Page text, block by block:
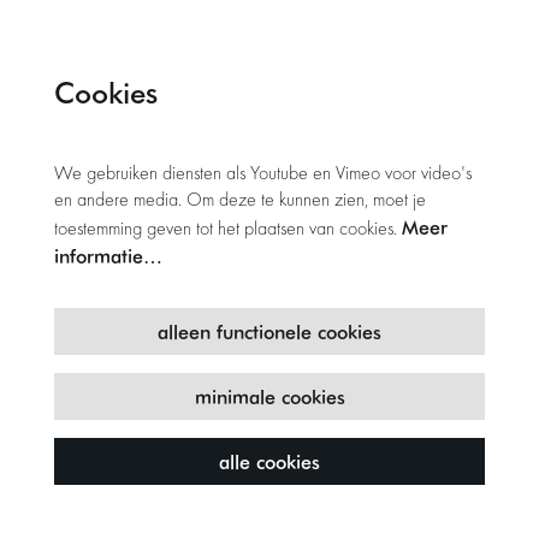
Cookies
We gebruiken diensten als Youtube en Vimeo voor video's
en andere media. Om deze te kunnen zien, moet je
toestemming geven tot het plaatsen van cookies. Meer
informatie…
alleen functionele cookies
minimale cookies
alle cookies